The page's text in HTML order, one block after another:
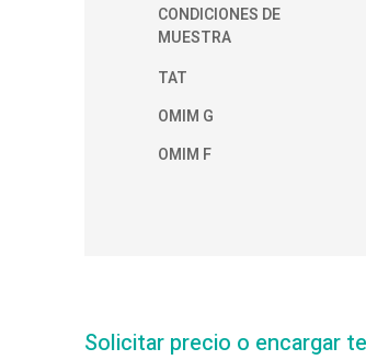
CONDICIONES DE
MUESTRA
TAT
OMIM G
OMIM F
Solicitar precio o encargar